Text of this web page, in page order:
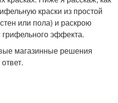
краски из простой
или пола) и раскрою
грифельного эффекта.
магазинные решения